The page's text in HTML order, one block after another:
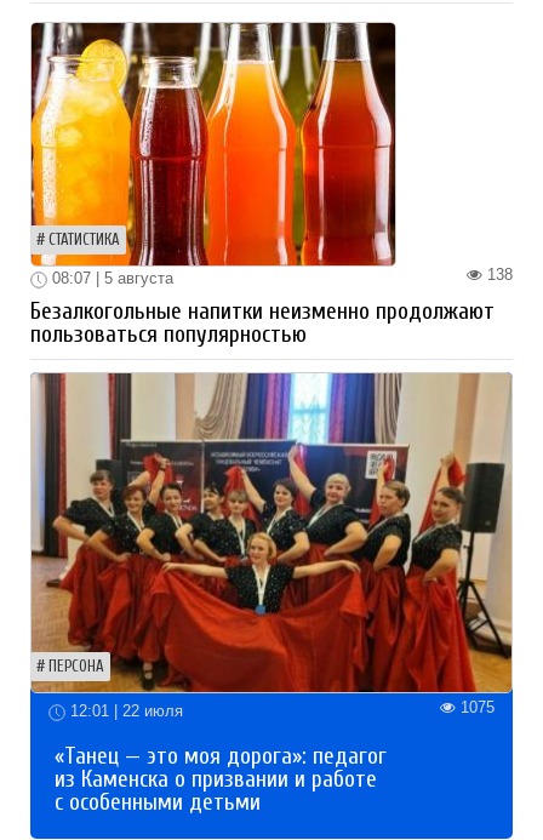
СТАТИСТИКА
138
08:07 | 5 августа
Безалкогольные напитки неизменно продолжают
пользоваться популярностью
ПЕРСОНА
12:01 | 22 июля 1075
«Танец — это моя дорога»: педагог
из Каменска о призвании и работе
с особенными детьми